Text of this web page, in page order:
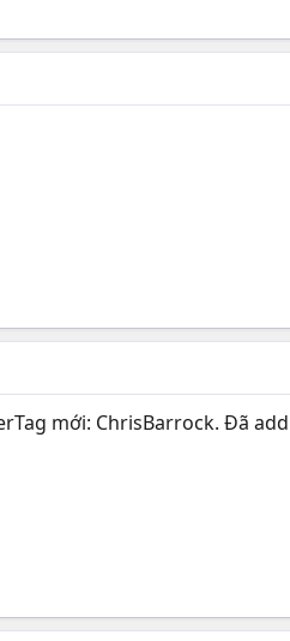
mới: ChrisBarrock. Đã add